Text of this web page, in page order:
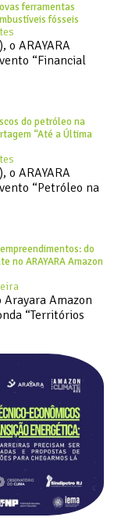
ferramentas
fósseis
o ARAYARA
“Financial
do petróleo na
“Até a Última
o ARAYARA
“Petróleo na
do
no ARAYARA Amazon
Amazon
“Territórios